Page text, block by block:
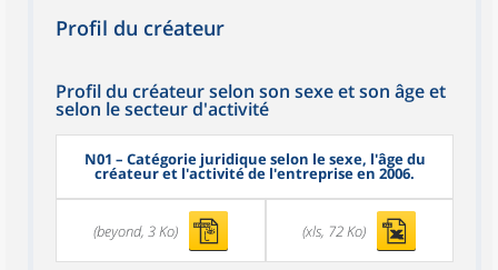
Profil du créateur
Profil du créateur selon son sexe et son âge et
selon le secteur d'activité
N01 – Catégorie juridique selon le sexe, l'âge du
créateur et l'activité de l'entreprise en 2006.
(beyond, 3 Ko) (xls, 72 Ko)